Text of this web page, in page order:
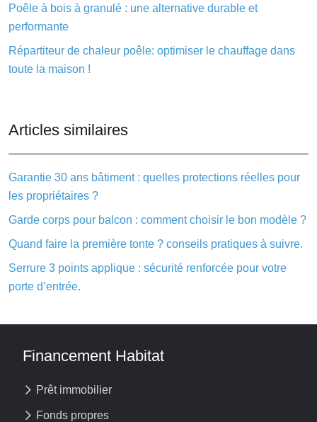
Poêle à bois à granulé : une alternative durable et
performante
Répartiteur de chaleur poêle: optimiser le chauffage dans
toute la maison !
Articles similaires
Garantie 30 ans bâtiment : quelles protections réelles pour
les propriétaires ?
Garde corps pour balcon : comment choisir le bon modèle ?
Quand faire la première tonte ? conseils pratiques à suivre.
Serrure 3 points applique : sécurité renforcée pour votre
porte d’entrée.
Financement Habitat
Prêt immobilier
Fonds propres